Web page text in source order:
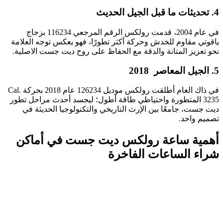
4. تحديثات ما قبل الجيل الحديث
في عام 2004، قدمت رولكس الرقم المرجعي 116234 بزجاج
ياقوتي مقاوم للخدش وحركة أكثر تطورًا، فهو يعكس توجه العلامة
نحو تعزيز المتانة والدقة مع الحفاظ على روح ديت جست الاصلية.
5. الجيل المعاصر 2018
في ذاك العام أطلقت رولكس موديل 126234 عام 2018 بحركة Cal.
3235 المتطورة واحتياطي طاقة أطول؛ ليجسد أحدث مراحل تطور
ديت جست، جامعًا بين الإرث التاريخي والتكنولوجيا الحديثة في
تصميم واحد.
أهمية ساعة رولكس ديت جست في أماكن
شراء الساعات الفاخرة